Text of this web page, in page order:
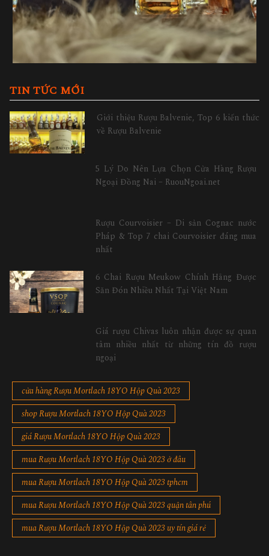
TIN TỨC MỚI
Giới thiệu Rượu Balvenie, Top 6 kiến thức
về Rượu Balvenie
5 Lý Do Nên Lựa Chọn Cửa Hàng Rượu
Ngoại Đồng Nai – RuouNgoai.net
Rượu Courvoisier – Di sản Cognac nước
Pháp & Top 7 chai Courvoisier đáng mua
nhất
6 Chai Rượu Meukow Chính Hãng Được
Săn Đón Nhiều Nhất Tại Việt Nam
Giá rượu Chivas luôn nhận được sự quan
tâm nhiều nhất từ những tín đồ rượu
ngoại
cửa hàng Rượu Mortlach 18YO Hộp Quà 2023
shop Rượu Mortlach 18YO Hộp Quà 2023
giá Rượu Mortlach 18YO Hộp Quà 2023
mua Rượu Mortlach 18YO Hộp Quà 2023 ở đâu
mua Rượu Mortlach 18YO Hộp Quà 2023 tphcm
mua Rượu Mortlach 18YO Hộp Quà 2023 quận tân phú
mua Rượu Mortlach 18YO Hộp Quà 2023 uy tín giá rẻ